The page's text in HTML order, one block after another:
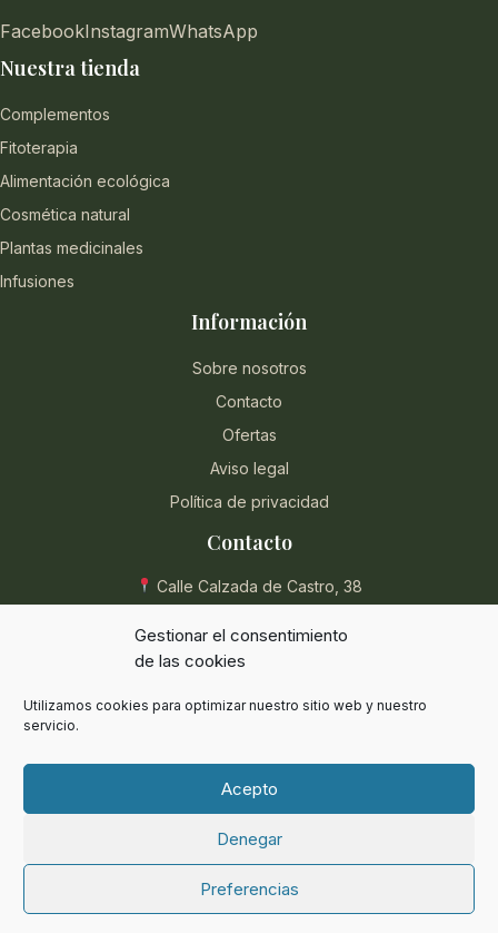
Gestionar el consentimiento
de las cookies
Utilizamos cookies para optimizar nuestro sitio web y nuestro
servicio.
Acepto
Denegar
Preferencias
FacebookInstagramWhatsApp
Nuestra tienda
Complementos
Fitoterapia
Alimentación ecológica
Cosmética natural
Plantas medicinales
Infusiones
Información
Sobre nosotros
Contacto
Ofertas
Aviso legal
Política de privacidad
Contacto
Calle Calzada de Castro, 38
950 854 715
Sábados: 9:00 - 13:30
© 2024 Herbolario Entreplantas. Todos los derechos reservados.